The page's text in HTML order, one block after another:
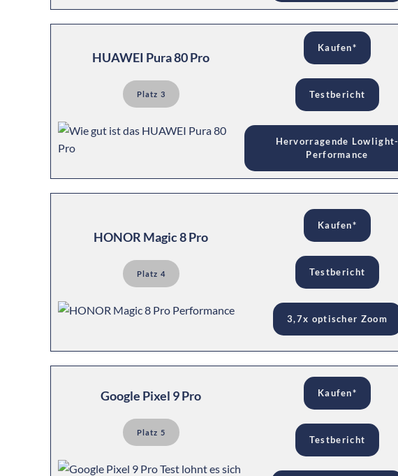
HUAWEI Pura 80 Pro
Platz 3
Kaufen*
Testbericht
Hervorragende Lowlight-
Performance
HONOR Magic 8 Pro
Platz 4
Kaufen*
Testbericht
3,7x optischer Zoom
Google Pixel 9 Pro
Platz 5
Kaufen*
Testbericht